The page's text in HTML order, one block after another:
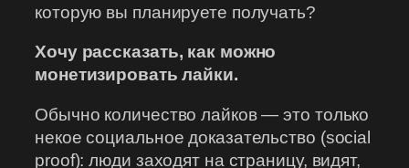
которую вы планируете получать?
Хочу рассказать, как можно
монетизировать лайки.
Обычно количество лайков — это только
некое социальное доказательство (social
proof): люди заходят на страницу, видят,